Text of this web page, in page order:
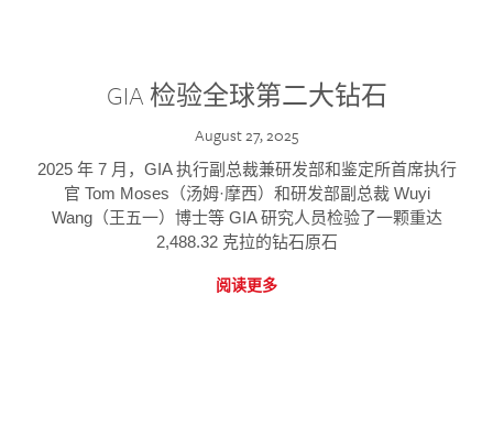
GIA 检验全球第二大钻石
August 27, 2025
2025 年 7 月，GIA 执行副总裁兼研发部和鉴定所首席执行
官 Tom Moses（汤姆·摩西）和研发部副总裁 Wuyi
Wang（王五一）博士等 GIA 研究人员检验了一颗重达
2,488.32 克拉的钻石原石
阅读更多